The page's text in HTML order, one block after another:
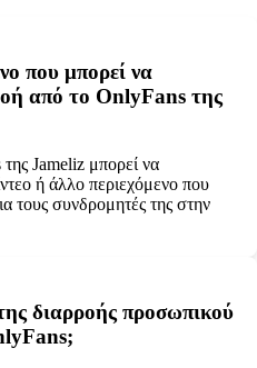
που μπορεί να
από το OnlyFans της
Jameliz μπορεί να
ή άλλο περιεχόμενο που
τους συνδρομητές της στην
διαρροής προσωπικού